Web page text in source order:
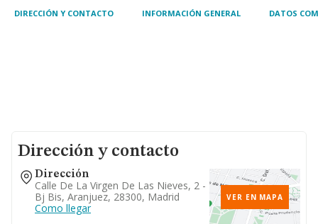
DIRECCIÓN Y CONTACTO INFORMACIÓN GENERAL DATOS
Dirección y contacto
Dirección
Calle De La Virgen De Las Nieves, 2 -
Bj Bis, Aranjuez, 28300, Madrid
Como llegar
VER EN MAPA